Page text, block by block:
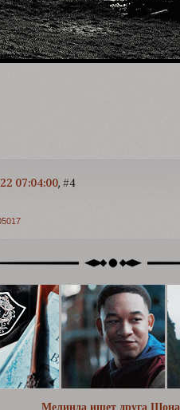
4
07:04:00
Мелинда ищет друга Шона